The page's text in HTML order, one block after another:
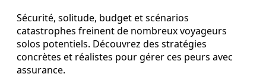
Sécurité, solitude, budget et scénarios
catastrophes freinent de nombreux voyageurs
solos potentiels. Découvrez des stratégies
concrètes et réalistes pour gérer ces peurs avec
assurance.